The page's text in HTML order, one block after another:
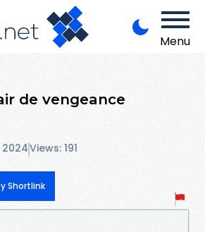
Menu
de vengeance
Views: 191
Shortlink